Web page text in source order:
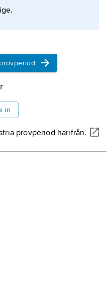
in
provperiod härifrån.